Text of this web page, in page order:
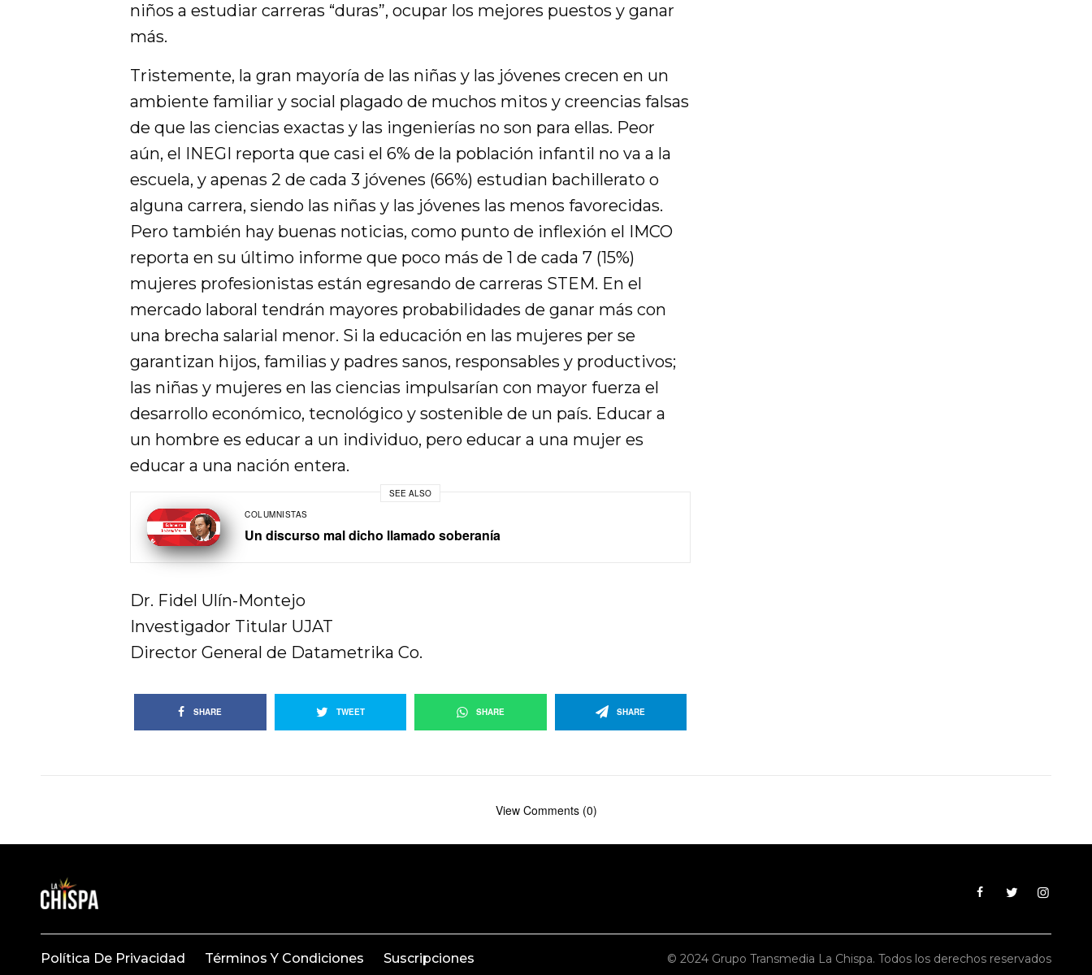
niños a estudiar carreras “duras”, ocupar los mejores puestos y ganar
más.
Tristemente, la gran mayoría de las niñas y las jóvenes crecen en un
ambiente familiar y social plagado de muchos mitos y creencias falsas
de que las ciencias exactas y las ingenierías no son para ellas. Peor
aún, el INEGI reporta que casi el 6% de la población infantil no va a la
escuela, y apenas 2 de cada 3 jóvenes (66%) estudian bachillerato o
alguna carrera, siendo las niñas y las jóvenes las menos favorecidas.
Pero también hay buenas noticias, como punto de inflexión el IMCO
reporta en su último informe que poco más de 1 de cada 7 (15%)
mujeres profesionistas están egresando de carreras STEM. En el
mercado laboral tendrán mayores probabilidades de ganar más con
una brecha salarial menor. Si la educación en las mujeres per se
garantizan hijos, familias y padres sanos, responsables y productivos;
las niñas y mujeres en las ciencias impulsarían con mayor fuerza el
desarrollo económico, tecnológico y sostenible de un país. Educar a
un hombre es educar a un individuo, pero educar a una mujer es
educar a una nación entera.
SEE ALSO
COLUMNISTAS
Un discurso mal dicho llamado soberanía
Dr. Fidel Ulín-Montejo
Investigador Titular UJAT
Director General de Datametrika Co.
SHARE TWEET SHARE SHARE
View Comments (0)
Política De Privacidad Términos Y Condiciones Suscripciones © 2024 Grupo Transmedia La Chispa. Todos los derechos reservados